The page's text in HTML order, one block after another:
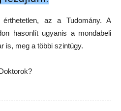
az a Tudomány. A
hasonlít ugyanis a mondabeli
is, meg a többi szintúgy.